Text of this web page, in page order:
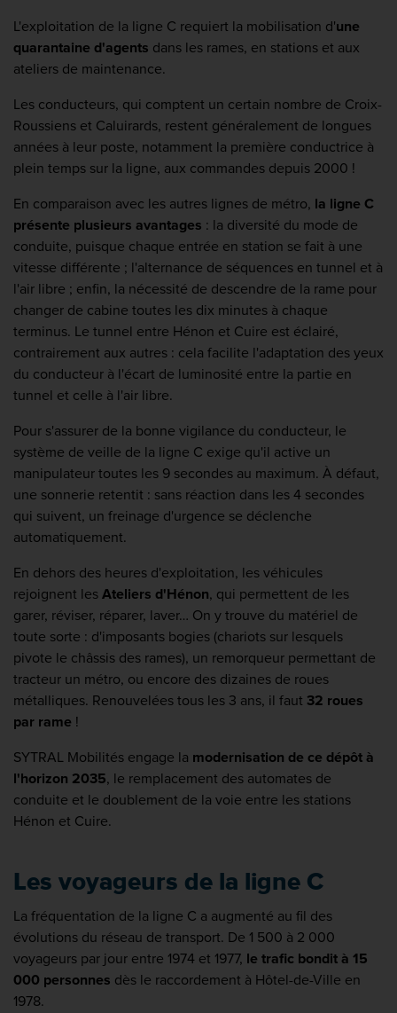
L'exploitation de la ligne C requiert la mobilisation d'une
quarantaine d'agents dans les rames, en stations et aux
ateliers de maintenance.
Les conducteurs, qui comptent un certain nombre de Croix-
Roussiens et Caluirards, restent généralement de longues
années à leur poste, notamment la première conductrice à
plein temps sur la ligne, aux commandes depuis 2000 !
En comparaison avec les autres lignes de métro, la ligne C
présente plusieurs avantages : la diversité du mode de
conduite, puisque chaque entrée en station se fait à une
vitesse différente ; l'alternance de séquences en tunnel et à
l'air libre ; enfin, la nécessité de descendre de la rame pour
changer de cabine toutes les dix minutes à chaque
terminus. Le tunnel entre Hénon et Cuire est éclairé,
contrairement aux autres : cela facilite l'adaptation des yeux
du conducteur à l'écart de luminosité entre la partie en
tunnel et celle à l'air libre.
Pour s'assurer de la bonne vigilance du conducteur, le
système de veille de la ligne C exige qu'il active un
manipulateur toutes les 9 secondes au maximum. À défaut,
une sonnerie retentit : sans réaction dans les 4 secondes
qui suivent, un freinage d'urgence se déclenche
automatiquement.
En dehors des heures d'exploitation, les véhicules
rejoignent les Ateliers d'Hénon, qui permettent de les
garer, réviser, réparer, laver… On y trouve du matériel de
toute sorte : d'imposants bogies (chariots sur lesquels
pivote le châssis des rames), un remorqueur permettant de
tracteur un métro, ou encore des dizaines de roues
métalliques. Renouvelées tous les 3 ans, il faut 32 roues
par rame !
SYTRAL Mobilités engage la modernisation de ce dépôt à
l'horizon 2035, le remplacement des automates de
conduite et le doublement de la voie entre les stations
Hénon et Cuire.
Les voyageurs de la ligne C
La fréquentation de la ligne C a augmenté au fil des
évolutions du réseau de transport. De 1 500 à 2 000
voyageurs par jour entre 1974 et 1977, le trafic bondit à 15
000 personnes dès le raccordement à Hôtel-de-Ville en
1978.